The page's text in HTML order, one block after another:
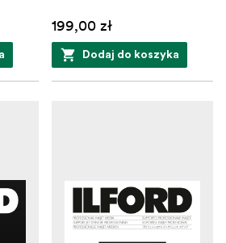
199,00 zł
Dodaj do koszyka